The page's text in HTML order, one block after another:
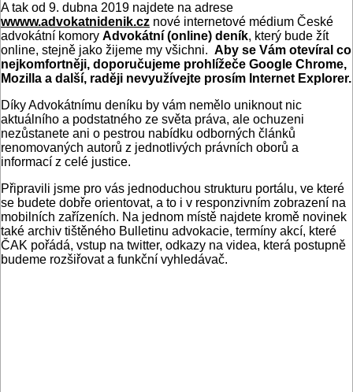
A tak od 9. dubna 2019 najdete na adrese
wwww.advokatnidenik.cz nové internetové médium České
advokátní komory Advokátní (online) deník, který bude žít
online, stejně jako žijeme my všichni. Aby se Vám otevíral co
nejkomfortněji, doporučujeme prohlížeče Google Chrome,
Mozilla a další, raději nevyužívejte prosím Internet Explorer.
Díky Advokátnímu deníku by vám nemělo uniknout nic
aktuálního a podstatného ze světa práva, ale ochuzeni
nezůstanete ani o pestrou nabídku odborných článků
renomovaných autorů z jednotlivých právních oborů a
informací z celé justice.
Připravili jsme pro vás jednoduchou strukturu portálu, ve které
se budete dobře orientovat, a to i v responzivním zobrazení na
mobilních zařízeních. Na jednom místě najdete kromě novinek
také archiv tištěného Bulletinu advokacie, termíny akcí, které
ČAK pořádá, vstup na twitter, odkazy na videa, která postupně
budeme rozšiřovat a funkční vyhledávač.